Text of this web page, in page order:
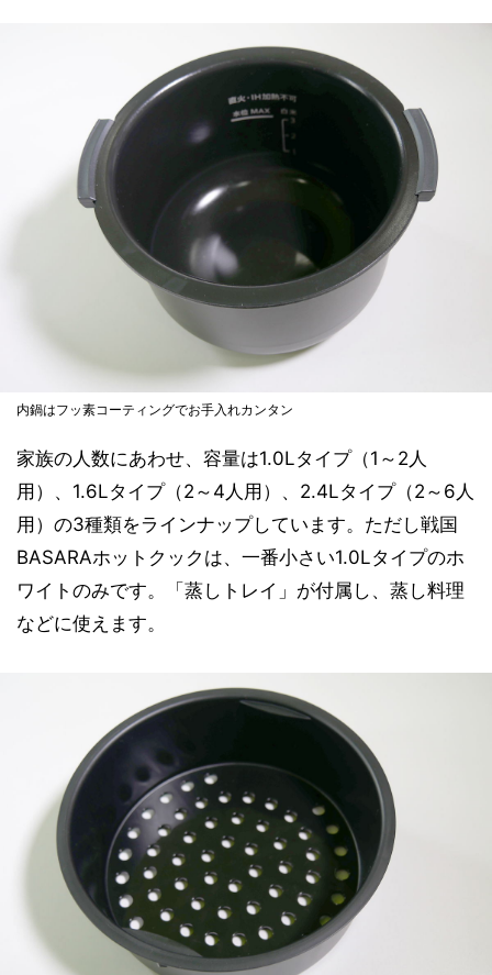
内鍋はフッ素コーティングでお手入れカンタン
家族の人数にあわせ、容量は1.0Lタイプ（1～2人
用）、1.6Lタイプ（2～4人用）、2.4Lタイプ（2～6人
用）の3種類をラインナップしています。ただし戦国
BASARAホットクックは、一番小さい1.0Lタイプのホ
ワイトのみです。「蒸しトレイ」が付属し、蒸し料理
などに使えます。